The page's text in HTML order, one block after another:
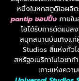
หนึ่งในหกสตูดิโอผลิต
pantip ชอปปิ้ง ภายใ
โอได้รับการดัดแปล
สนุกสนานบันเทิงแ
Studios สี่แห่งทั่วโ
สหรัฐอเมริกาในโอซา
เกาะแห่งควา